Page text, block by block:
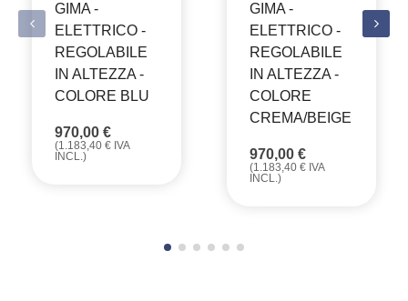
GIMA -
ELETTRICO -
REGOLABILE
IN ALTEZZA -
COLORE BLU
970,00 €
(1.183,40 € IVA
INCL.)
GIMA -
ELETTRICO -
REGOLABILE
IN ALTEZZA -
COLORE
CREMA/BEIGE
970,00 €
(1.183,40 € IVA
INCL.)